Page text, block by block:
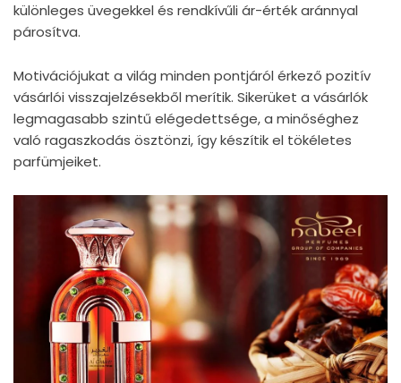
különleges üvegekkel és rendkívűli ár-érték aránnyal
párosítva.
Motivációjukat a világ minden pontjáról érkező pozitív
vásárlói visszajelzésekből merítik. Sikerüket a vásárlók
legmagasabb szintű elégedettsége, a minőséghez
való ragaszkodás ösztönzi, így készítik el tökéletes
parfümjeiket.